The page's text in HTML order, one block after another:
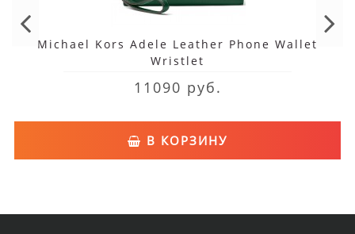
Michael Kors Adele Leather Phone Wallet
Wristlet
11090 руб.
В КОРЗИНУ